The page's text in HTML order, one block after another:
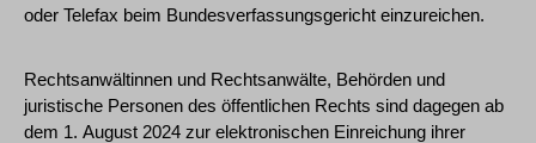
oder Telefax beim Bundesverfassungsgericht einzureichen.
Rechtsanwältinnen und Rechtsanwälte, Behörden und
juristische Personen des öffentlichen Rechts sind dagegen ab
dem 1. August 2024 zur elektronischen Einreichung ihrer